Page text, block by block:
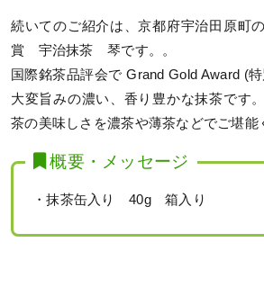
続いてのご紹介は、京都府宇治田原町
賞 宇治抹茶 琴です。。
国際銘茶品評会で Grand Gold Award (
大変旨みの濃い、香り豊かな抹茶です
茶の美味しさを濃茶や薄茶などでご堪能
概要・メッセージ
・抹茶缶入り 40g 箱入り